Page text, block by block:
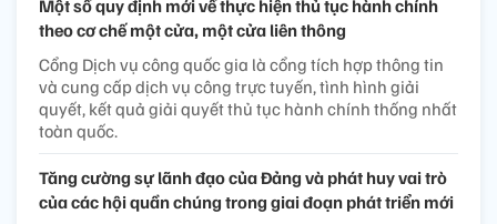
Một số quy định mới về thực hiện thủ tục hành chính
theo cơ chế một cửa, một cửa liên thông
Cổng Dịch vụ công quốc gia là cổng tích hợp thông tin
và cung cấp dịch vụ công trực tuyến, tình hình giải
quyết, kết quả giải quyết thủ tục hành chính thống nhất
toàn quốc.
Tăng cường sự lãnh đạo của Đảng và phát huy vai trò
của các hội quần chúng trong giai đoạn phát triển mới